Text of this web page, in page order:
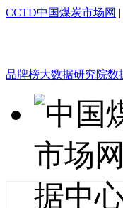
CCTD中国煤炭市场网
品牌榜大数据研究院数